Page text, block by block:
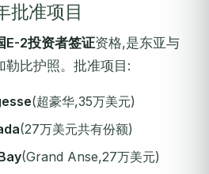
批准项目
E-2投资者签证资格,是东亚与
勒比护照。批准项目:
(超豪华,35万美元)
(27万美元共有份额)
(Grand Anse,27万美元)